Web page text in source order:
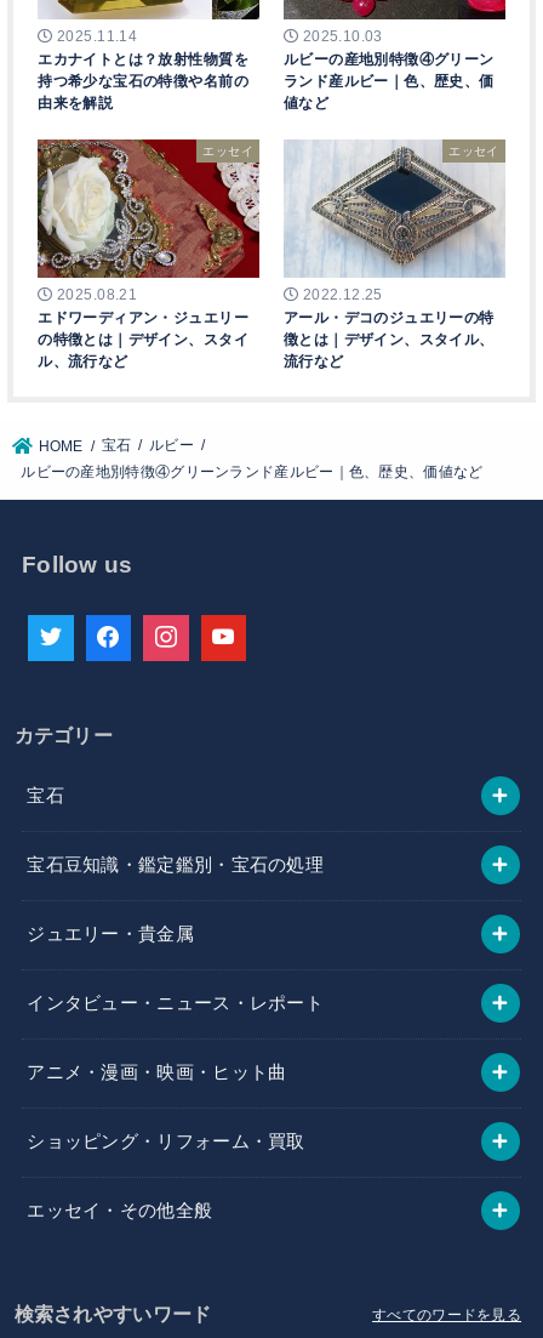
2025.11.14
エカナイトとは？放射性物質を
持つ希少な宝石の特徴や名前の
由来を解説
2025.10.03
ルビーの産地別特徴④グリーン
ランド産ルビー｜色、歴史、価
値など
エッセイ
2025.08.21
エドワーディアン・ジュエリー
の特徴とは｜デザイン、スタイ
ル、流行など
エッセイ
2022.12.25
アール・デコのジュエリーの特
徴とは｜デザイン、スタイル、
流行など
HOME 宝石
ルビー
ルビーの産地別特徴④グリーンランド産ルビー｜色、歴史、価値など
Follow us
カテゴリー
宝石
宝石豆知識・鑑定鑑別・宝石の処理
ジュエリー・貴金属
インタビュー・ニュース・レポート
アニメ・漫画・映画・ヒット曲
ショッピング・リフォーム・買取
エッセイ・その他全般
検索されやすいワード すべてのワードを見る